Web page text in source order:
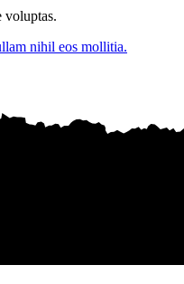
voluptas.
nihil eos mollitia.